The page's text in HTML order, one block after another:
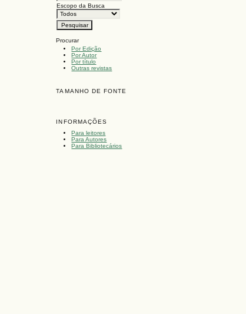
Escopo da Busca
Procurar
Por Edição
Por Autor
Por título
Outras revistas
TAMANHO DE FONTE
INFORMAÇÕES
Para leitores
Para Autores
Para Bibliotecários